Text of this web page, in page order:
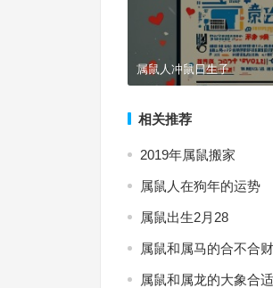
属鼠人冲鼠日生子
相关推荐
2019年属鼠搬家
属鼠人在狗年的运势
属鼠出生2月28
属鼠和属马的合不合财
属鼠和属龙的大象合